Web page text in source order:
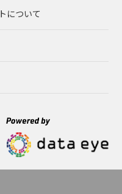
について